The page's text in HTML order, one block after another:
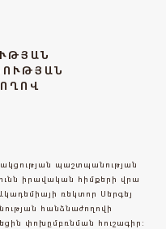
պաշտպանության
իրավական հիմքերի վրա
ռեկտոր Սերգեյ
հանձնաժողովի
փոխըմբռնման հուշագիր: